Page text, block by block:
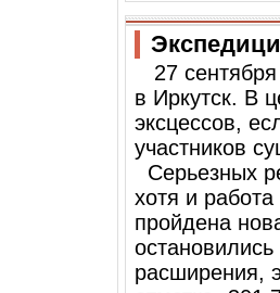
27 сентября
в Иркутск. В
эксцессов,
участников
Серьезных
хотя и
пройдена
расширения,